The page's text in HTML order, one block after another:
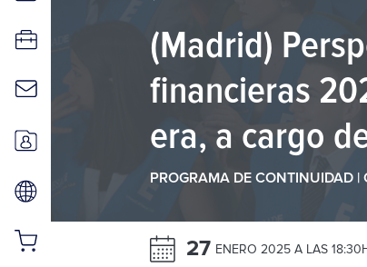
(Madrid)
financieras
era, a cargo
PROGRAMA DE CONTINUIDAD |
27 ENERO 2025 A LAS